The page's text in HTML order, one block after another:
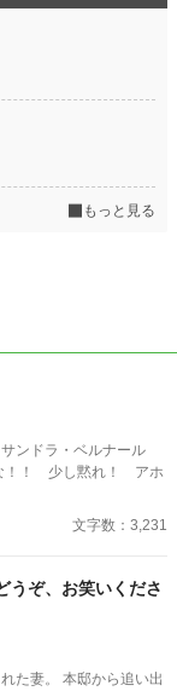
もっと見る
ンドラ・ベルナール
文字数：3,231
うぞ、お笑いくださ
た妻。 本邸から追い出